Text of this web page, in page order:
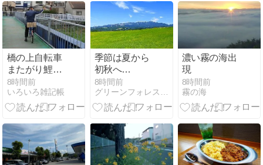
ックルTIME
TRIP★」入場
無料で開催
中！ ８月１１
日にも行われ
ます！ ＥＤＫ
メンバーも出
演していま
す！
橋の上自転車
またがり鯉に
餌（新河岸
川・弁天橋）
8時間前
いろいろ雑記帳
季節は夏から
初秋へ
と・・・
8時間前
濃い霧の海出
現
8時間前
霧の海